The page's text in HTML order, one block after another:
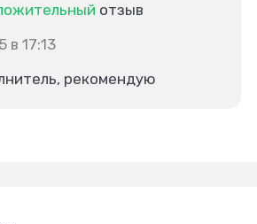
отзыв
в 17:13
рекомендую